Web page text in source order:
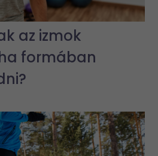
az izmok
formában